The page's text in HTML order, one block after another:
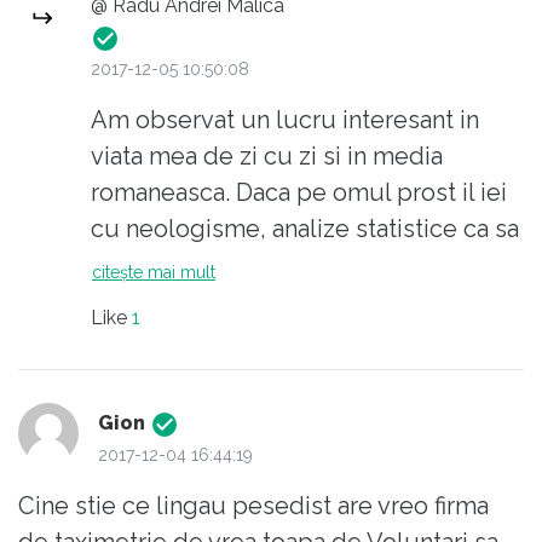
singura;
@ Radu Andrei Malica
2017-12-05 10:50:08
Am observat un lucru interesant in
viata mea de zi cu zi si in media
romaneasca. Daca pe omul prost il iei
cu neologisme, analize statistice ca sa
ii demonstrezi ca nu face bine, te va
el ti-o reduce la 10 centi, atat
valoreaza in necunoasterea sa
informatia ta, pentru ca nu stie ce e.
informatia ta si il faci de ras, pricepe;
citește mai mult
Like 1
Gion
2017-12-04 16:44:19
Cine stie ce lingau pesedist are vreo firma